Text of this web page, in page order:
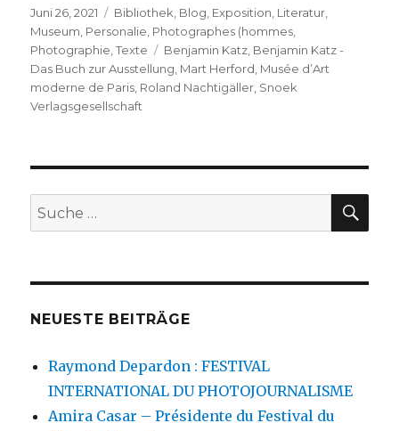
Veröffentlicht
am
Juni 26, 2021 Kategorien
Bibliothek, Blog, Exposition, Literatur,
Museum, Personalie, Photographes (hommes,
Photographie,Texte Schlagwörter
Benjamin Katz, Benjamin Katz -
Das Buch zur Ausstellung, Mart Herford, Musée d’Art
moderne de Paris, Roland Nachtigäller, Snoek
Verlagsgesellschaft
Suche
nach:
NEUESTE BEITRÄGE
Raymond Depardon : FESTIVAL
INTERNATIONAL DU PHOTOJOURNALISME
Amira Casar – Présidente du Festival du